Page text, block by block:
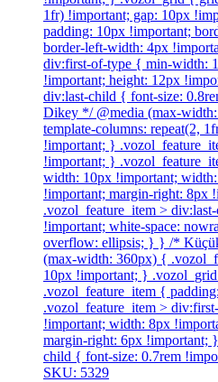
1fr) !important; gap: 10px
padding: 10px !important;
border-left-width: 4px
div:first-of-type { min-width:
!important; height: 12px
div:last-child { font-size:
Dikey */ @media (max-
template-columns: repeat(2,
!important; }
!important; }
width: 10px !important;
!important; margin-right: 8px
.vozol_feature_item >
!important; white-space:
overflow: ellipsis; } } /*
(max-width: 360px) {
10px !important; }
.vozol_feature_item {
.vozol_feature_item >
!important; width: 8px
margin-right: 6px !important;
child { font-size: 0.7rem
SKU: 5329